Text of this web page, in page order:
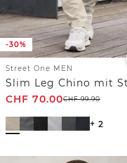
-30%
Street One MEN
CHF 70.00CHF99.90
+ 2